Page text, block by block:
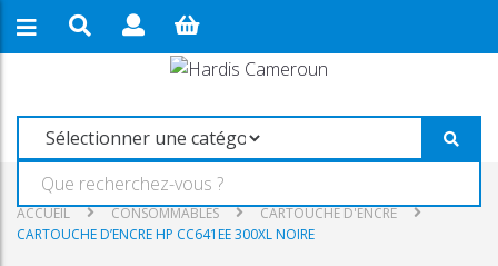
ACCUEIL CONSOMMABLES
CARTOUCHE D'ENCRE
CARTOUCHE D’ENCRE HP CC641EE 300XL NOIRE